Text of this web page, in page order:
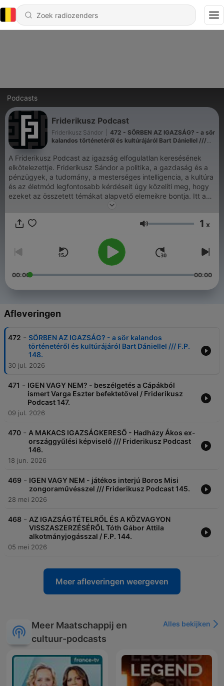
Podcasts
Friderikusz Podcast
Friderikusz Sándor
472 - SÖRBEN AZ IGAZSÁG? - a sör
kalandos történetéről és kultúrájáról Bart Dániellel ///
A Friderikusz Podcast az igazság elfogulatlan keresésének
elkötelezettje. Friderikusz Sándor a politika, a gazdaság és a
pénzügyek, a tudomány, a mesterséges intelligencia, a kultúra
és az életmód legfontosabb kérdéseit úgy közelíti meg, hogy
ezeket az összetett témákat alapvető elemeikre bontja. Itt a
helyük a tudáskeresőknek, az álmok építőinek és mindenkinek,
gondolkodását. Minden második-harmadik csütörtök este 8
Volume 1 x
00:00 00:00
Afleveringen
472 - SÖRBEN AZ IGAZSÁG? - a sör kalandos
történetéről és kultúrájáról Bart Dániellel /// F.P.
148.
30 jul. 2026
471 - IGEN VAGY NEM? - beszélgetés a Cápákból
ismert Varga Eszter befektetővel / Friderikusz
Podcast 147.
09 jul. 2026
470 - A MAKACS IGAZSÁGKERESŐ - Hadházy Ákos ex-
országgyűlési képviselő /// Friderikusz Podcast
146.
18 jun. 2026
469 - IGEN VAGY NEM - játékos interjú Boros Misi
zongoraművésszel /// Friderikusz Podcast 145.
28 mei 2026
468 - AZ IGAZSÁGTÉTELRŐL ÉS A KÖZVAGYON
VISSZASZERZÉSÉRŐL Tóth Gábor Attila
alkotmányjogásszal / F.P. 144.
05 mei 2026
Meer afleveringen weergeven
Meer Maatschappij en
cultuur-podcasts
Alles bekijken